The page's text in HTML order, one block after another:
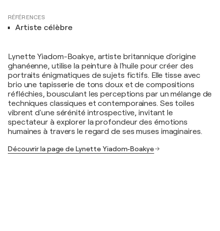
RÉFÉRENCES
Artiste célèbre
Lynette Yiadom-Boakye, artiste britannique d'origine
ghanéenne, utilise la peinture à l'huile pour créer des
portraits énigmatiques de sujets fictifs. Elle tisse avec
brio une tapisserie de tons doux et de compositions
réfléchies, bousculant les perceptions par un mélange de
techniques classiques et contemporaines. Ses toiles
vibrent d'une sérénité introspective, invitant le
spectateur à explorer la profondeur des émotions
humaines à travers le regard de ses muses imaginaires.
Découvrir la page de Lynette Yiadom-Boakye